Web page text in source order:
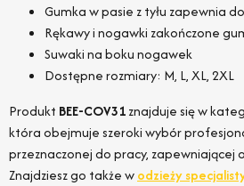
Gumka w pasie z tyłu zapewnia
Rękawy i nogawki zakończone
Suwaki na boku nogawek
Dostępne rozmiary: M, L, XL, 2XL
Produkt BEE-COV31znajduje się w
która obejmuje szeroki wybór
przeznaczonej do pracy, zapewniającej
Znajdziesz go także wodzieży